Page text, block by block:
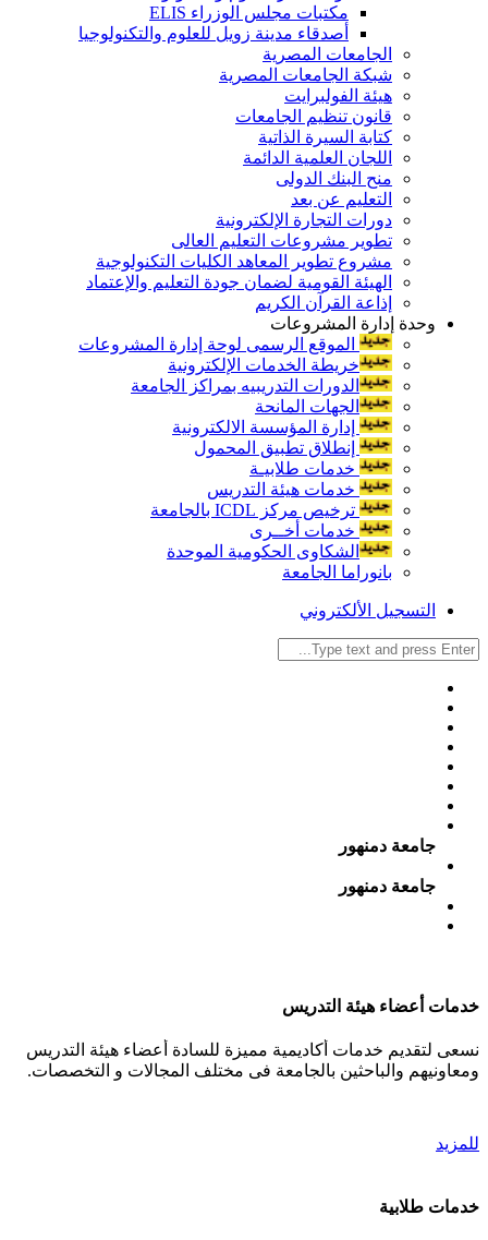
مكتبات مجلس الوزراء ELIS
أصدقاء مدينة زويل للعلوم والتكنولوجيا
الجامعات المصرية
شبكة الجامعات المصرية
هيئة الفولبرايت
قانون تنظيم الجامعات
كتابة السيرة الذاتية
اللجان العلمية الدائمة
منح البنك الدولى
التعليم عن بعد
دورات التجارة الإلكترونية
تطوير مشروعات التعليم العالى
مشروع تطوير المعاهد الكليات التكنولوجية
الهيئة القومية لضمان جودة التعليم والإعتماد
إذاعة القرآن الكريم
وحدة إدارة المشروعات
الموقع الرسمى لوحة إدارة المشروعات
خريطة الخدمات الإلكترونية
الدورات التدريبيه بمراكز الجامعة
الجهات المانحة
إدارة المؤسسة الالكترونية
إنطلاق تطبيق المحمول
خدمات طلابيـة
خدمات هيئة التدريس
ترخيص مركز ICDL بالجامعة
خدمات أخــرى
الشكاوى الحكومية الموحدة
بانوراما الجامعة
التسجيل الألكتروني
جامعة دمنهور
جامعة دمنهور
خدمات أعضاء هيئة التدريس
نسعى لتقديم خدمات أكاديمية مميزة للسادة أعضاء هيئة التدريس
ومعاونيهم والباحثين بالجامعة فى مختلف المجالات و التخصصات.
للمزيد
خدمات طلابية